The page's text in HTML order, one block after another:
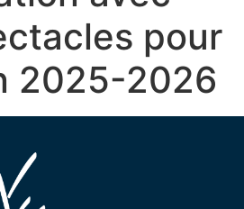
pour
2025-2026